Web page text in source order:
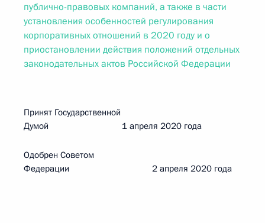
публично-правовых компаний, а также в части
установления особенностей регулирования
корпоративных отношений в 2020 году и о
приостановлении действия положений отдельных
законодательных актов Российской Федерации
Принят Государственной
Думой 1 апреля 2020 года
Одобрен Советом
Федерации 2 апреля 2020 года